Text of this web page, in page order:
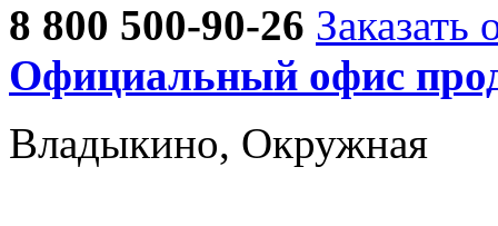
8 800 500-90-26 Заказать
Официальный офис
Владыкино, Окружная